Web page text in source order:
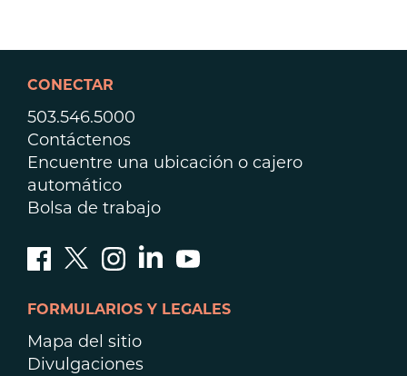
CONECTAR
503.546.5000
Contáctenos
Encuentre una ubicación o cajero
automático
Bolsa de trabajo
FORMULARIOS Y LEGALES
Mapa del sitio
Divulgaciones